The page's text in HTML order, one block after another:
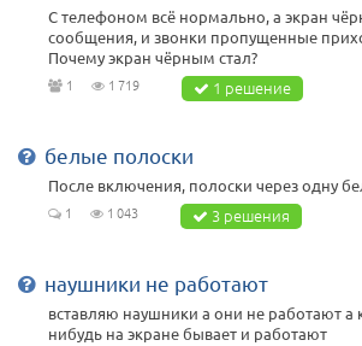
С телефоном всё нормально, а экран
сообщения, и звонки пропущенные
Почему экран чёрным стал?
1 1 719 1 решение
белые полоски
После включения, полоски через одну
1 1 043 3 решения
наушники не работают
вставляю наушники а они не работают а
нибудь на экране бывает и работают